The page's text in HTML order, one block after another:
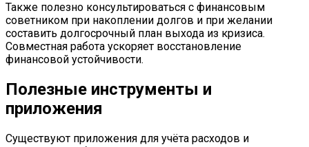
Также полезно консультироваться с финансовым
советником при накоплении долгов и при желании
составить долгосрочный план выхода из кризиса.
Совместная работа ускоряет восстановление
финансовой устойчивости.
Полезные инструменты и
приложения
Существуют приложения для учёта расходов и